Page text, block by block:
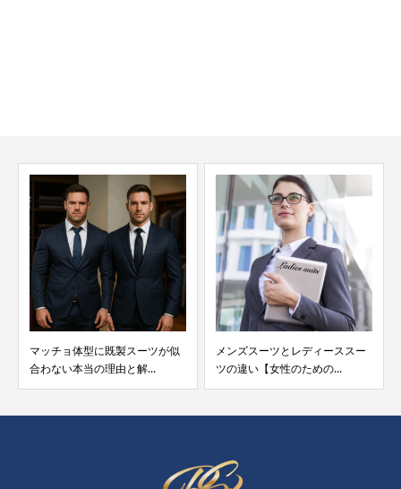
マッチョ体型に既製スーツが似
合わない本当の理由と解...
メンズスーツとレディーススー
ツの違い【女性のための...